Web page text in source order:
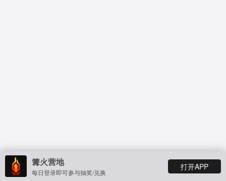
篝火营地
每日登录即可参与抽奖/兑换
打开APP